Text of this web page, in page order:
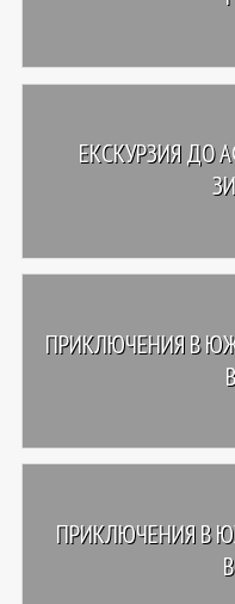
ЕКСКУРЗИЯ ДО
ПРИКЛЮЧЕНИЯ В
ПРИКЛЮЧЕНИЯ В